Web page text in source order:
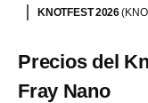
KNOTFEST 2026
Precios del
Fray Nano